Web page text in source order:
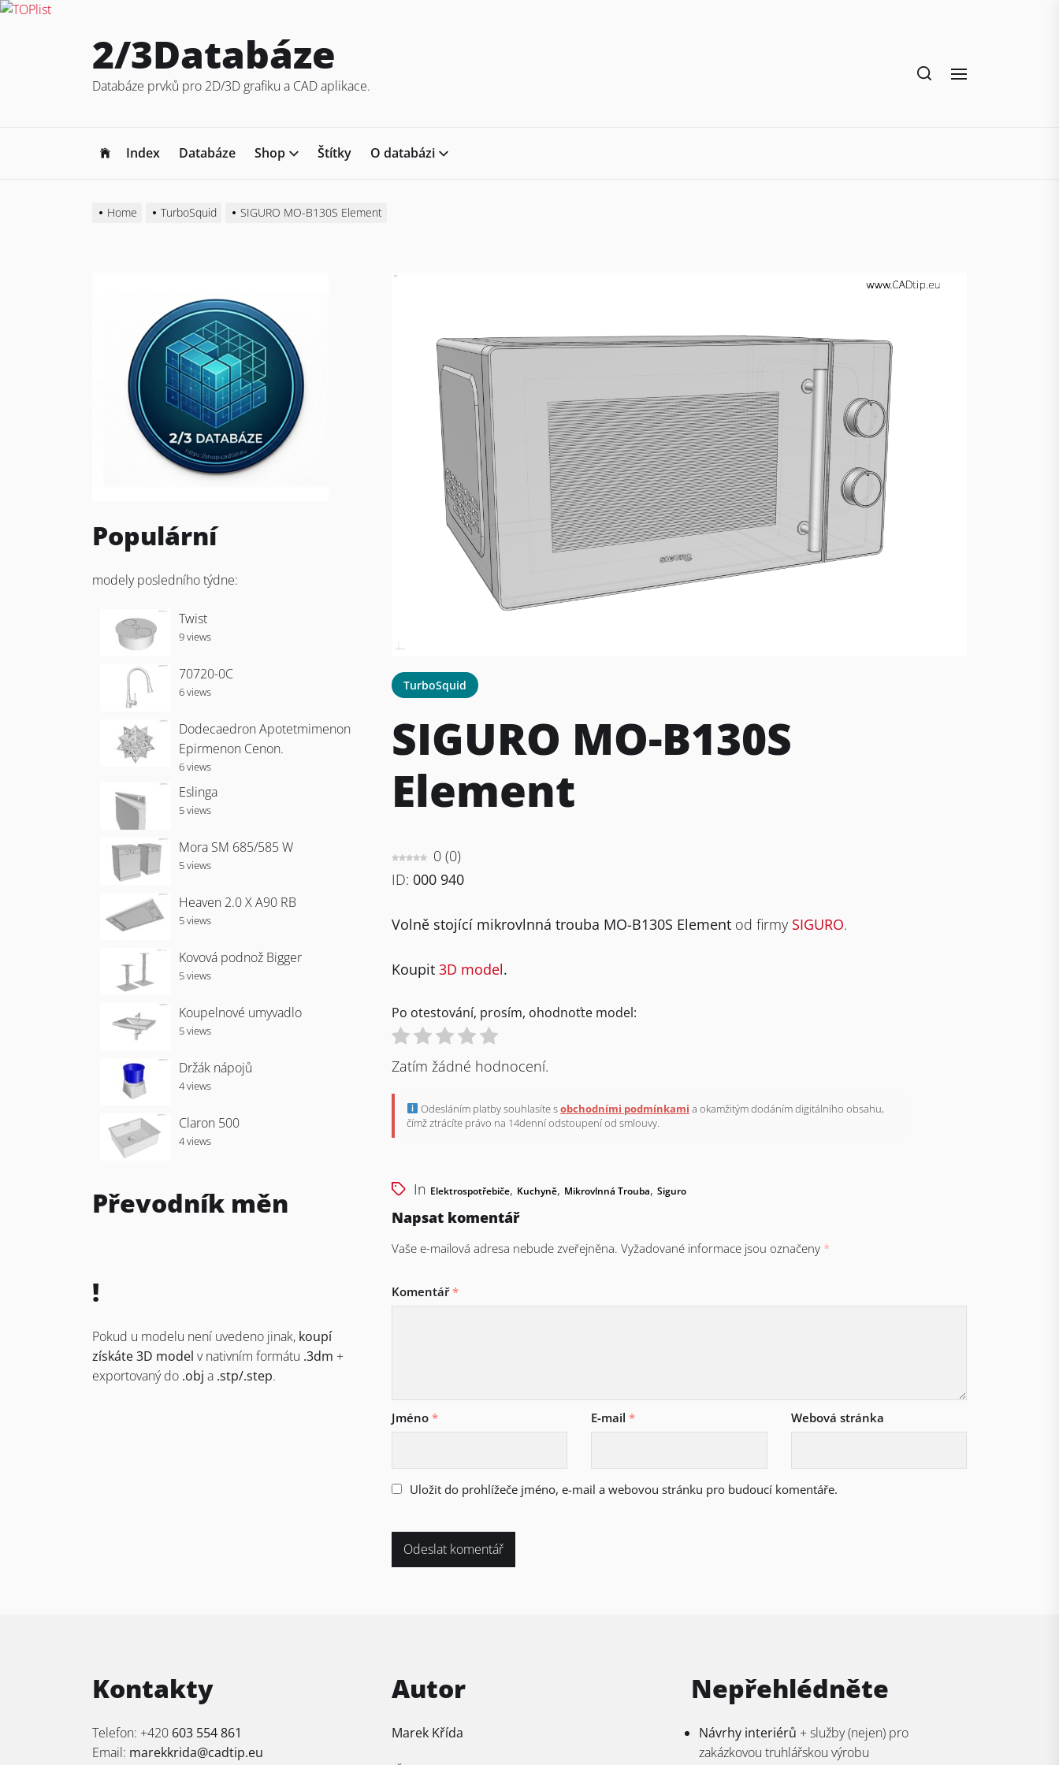
2/3Databáze
Databáze prvků pro 2D/3D grafiku a CAD aplikace.
Index Databáze Shop Štítky O databázi
Home TurboSquid SIGURO MO-B130S Element
TurboSquid
SIGURO MO-B130S
Element
0 (0)
ID: 000 940
Volně stojící mikrovlnná trouba MO-B130S Element od firmySIGURO.
Koupit 3D model.
Po otestování, prosím, ohodnoťte model:
Zatím žádné hodnocení.
Odesláním platby souhlasíte sobchodními podmínkami a okamžitým dodáním digitálního obsahu,
čímž ztrácíte právo na 14denní odstoupení od smlouvy.
In Elektrospotřebiče, Kuchyně, Mikrovlnná Trouba, Siguro
Napsat komentář
Vaše e-mailová adresa nebude zveřejněna. Vyžadované informace jsou označeny *
Komentář*
Jméno * E-mail* Webová stránka
Uložit do prohlížeče jméno, e-mail a webovou stránku pro budoucí komentáře.
Populární
modely posledního týdne:
Twist
9 views
70720-0C
6 views
Dodecaedron Apotetmimenon
Epirmenon Cenon.
6 views
Eslinga
5 views
Mora SM 685/585 W
5 views
Heaven 2.0 X A90 RB
5 views
Kovová podnož Bigger
5 views
Koupelnové umyvadlo
5 views
Držák nápojů
4 views
Claron 500
4 views
Převodník měn
!
Pokud u modelu není uvedeno jinak, koupí
získáte 3D model v nativním formátu .3dm +
exportovaný do .obj a .stp/.step.
Kontakty
Telefon: +420 603 554 861
Email: marekkrida@cadtip.eu
Autor
Marek Křída
Nepřehlédněte
Návrhy interiérů + služby (nejen) pro
zakázkovou truhlářskou výrobu